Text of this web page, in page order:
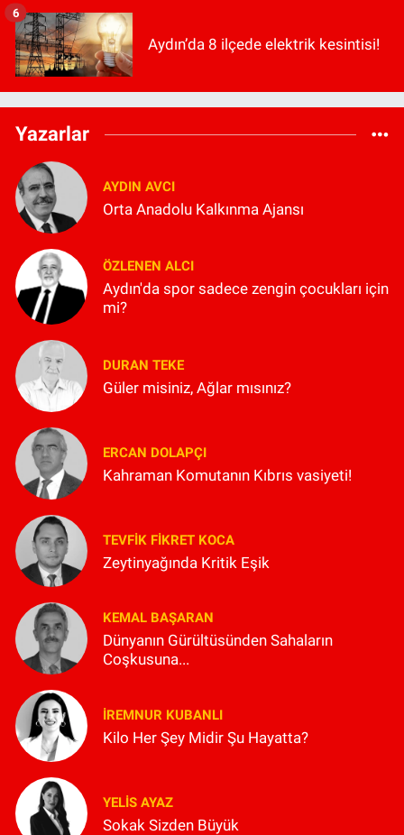
Aydın’da 8 ilçede elektrik kesintisi!
6
Yazarlar
AYDIN AVCI
Orta Anadolu Kalkınma Ajansı
ÖZLENEN ALCI
Aydın'da spor sadece zengin çocukları için
mi?
DURAN TEKE
Güler misiniz, Ağlar mısınız?
ERCAN DOLAPÇI
Kahraman Komutanın Kıbrıs vasiyeti!
TEVFIK FIKRET KOCA
Zeytinyağında Kritik Eşik
KEMAL BAŞARAN
Dünyanın Gürültüsünden Sahaların
Coşkusuna...
İREMNUR KUBANLI
Kilo Her Şey Midir Şu Hayatta?
YELIS AYAZ
Sokak Sizden Büyük